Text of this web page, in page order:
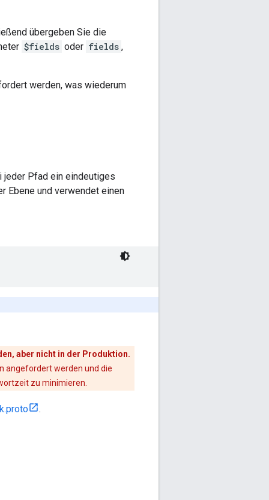
übergeben Sie die
$fields oder fields ,
werden, was wiederum
Pfad ein eindeutiges
Ebene und verwendet einen
aber nicht in der Produktion.
angefordert werden und die
zu minimieren.
.